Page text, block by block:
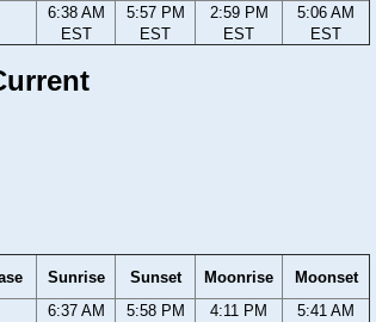
6:38 AM
EST
5:57 PM
EST
2:59 PM
EST
5:06 AM
EST
Sunrise Sunset Moonrise
Moonset
6:37 AM
5:58 PM
4:11 PM
5:41 AM